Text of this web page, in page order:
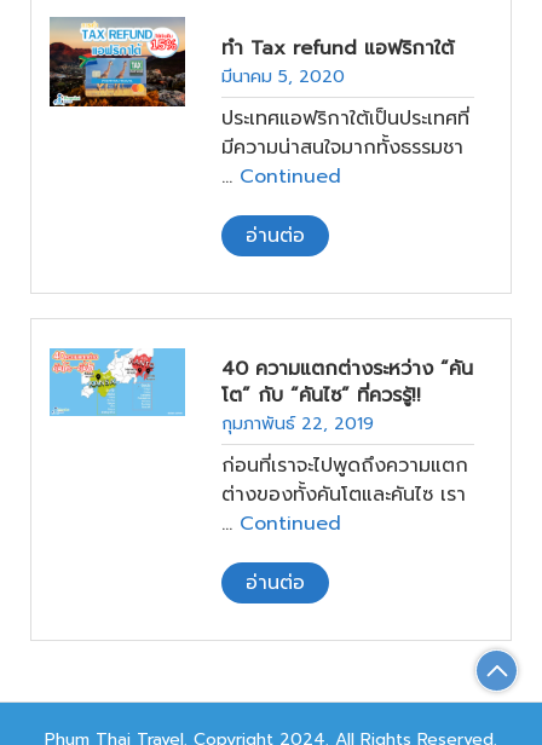
ทำ Tax refund แอฟริกาใต้
มีนาคม 5, 2020
ประเทศแอฟริกาใต้เป็นประเทศที่
มีความน่าสนใจมากทั้งธรรมชา
… Continued
อ่านต่อ
40 ความแตกต่างระหว่าง “คัน
โต” กับ “คันไซ” ที่ควรรู้!!
กุมภาพันธ์ 22, 2019
ก่อนที่เราจะไปพูดถึงความแตก
ต่างของทั้งคันโตและคันไซ เรา
… Continued
อ่านต่อ
Phum Thai Travel. Copyright 2024. All Rights Reserved.